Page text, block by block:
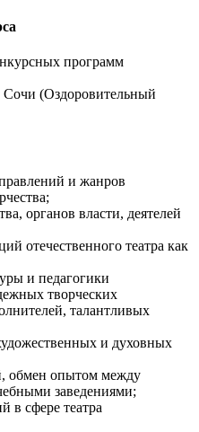
программ
Сочи (Оздоровительный
и жанров
органов власти, деятелей
отечественного театра как
и педагогики
творческих
талантливых
и духовных
обмен опытом между
заведениями;
в сфере театра